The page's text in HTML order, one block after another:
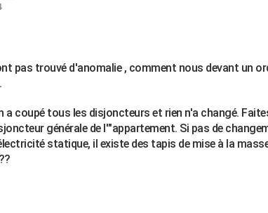
pas trouvé d'anomalie , comment nous devant un
a coupé tous les disjoncteurs et rien n'a changé.
générale de l'"appartement. Si pas de
statique, il existe des tapis de mise à la